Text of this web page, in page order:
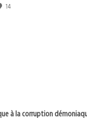
14
à la corruption